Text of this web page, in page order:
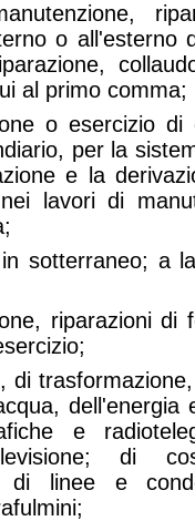
o all'esterno
al primo comma;
o esercizio
per la
e la
lavori di
sotterraneo; a
riparazioni di
di
dell'energia
e
di
di linee e